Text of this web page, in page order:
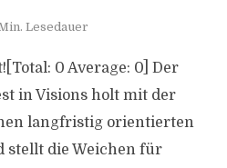
Lesedauer
0 Average: 0] Der
in Visions holt mit der
langfristig orientierten
stellt die Weichen für